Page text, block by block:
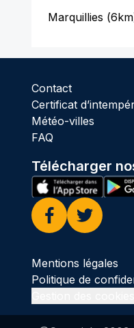
Marquillies (6km
Contact
Certificat
Météo-villes
FAQ
Télécharger
Facebook
Twitter
Mentions légales
Politique de